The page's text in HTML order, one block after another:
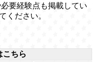
要経験点も掲載してい
ください。
こちら